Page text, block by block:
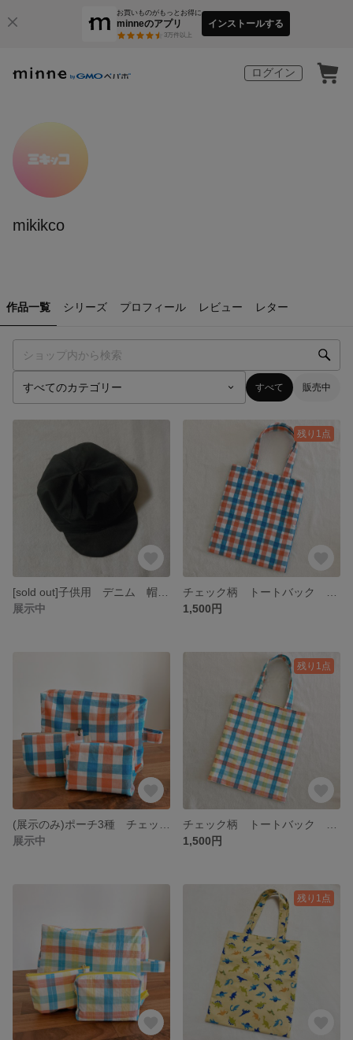
お買いものがもっとお得に
minneのアプリ
3万件以上
インストールする
ログイン
mikikco
作品一覧 シリーズ プロフィール レビュー レター
すべて 販売中
展示中
残り1点
1,500円
展示中
残り1点
1,500円
残り1点